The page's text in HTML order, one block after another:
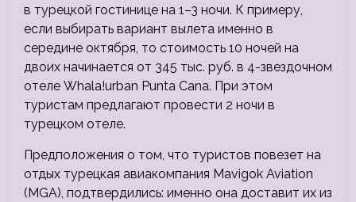
в турецкой гостинице на 1–3 ночи. К примеру,
если выбирать вариант вылета именно в
середине октября, то стоимость 10 ночей на
двоих начинается от 345 тыс. руб. в 4-звездочном
отеле Whala!urban Punta Cana. При этом
туристам предлагают провести 2 ночи в
турецком отеле.
Предположения о том, что туристов повезет на
отдых турецкая авиакомпания Mavigok Aviation
(MGA), подтвердились: именно она доставит их из